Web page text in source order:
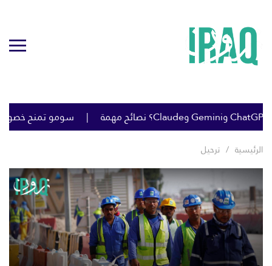
سومو تمنح خصومات
الرئيسية ترحيل